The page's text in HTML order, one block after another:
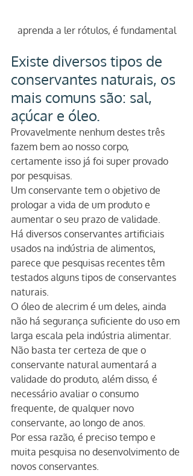
aprenda a ler rótulos, é fundamental
Existe diversos tipos de
conservantes naturais, os
mais comuns são: sal,
açúcar e óleo.
Provavelmente nenhum destes três
fazem bem ao nosso corpo,
certamente isso já foi super provado
por pesquisas.
Um conservante tem o objetivo de
prologar a vida de um produto e
aumentar o seu prazo de validade.
Há diversos conservantes artificiais
usados na indústria de alimentos,
parece que pesquisas recentes têm
testados alguns tipos de conservantes
naturais.
O óleo de alecrim é um deles, ainda
não há segurança suficiente do uso em
larga escala pela indústria alimentar.
Não basta ter certeza de que o
conservante natural aumentará a
validade do produto, além disso, é
necessário avaliar o consumo
frequente, de qualquer novo
conservante, ao longo de anos.
Por essa razão, é preciso tempo e
muita pesquisa no desenvolvimento de
novos conservantes.